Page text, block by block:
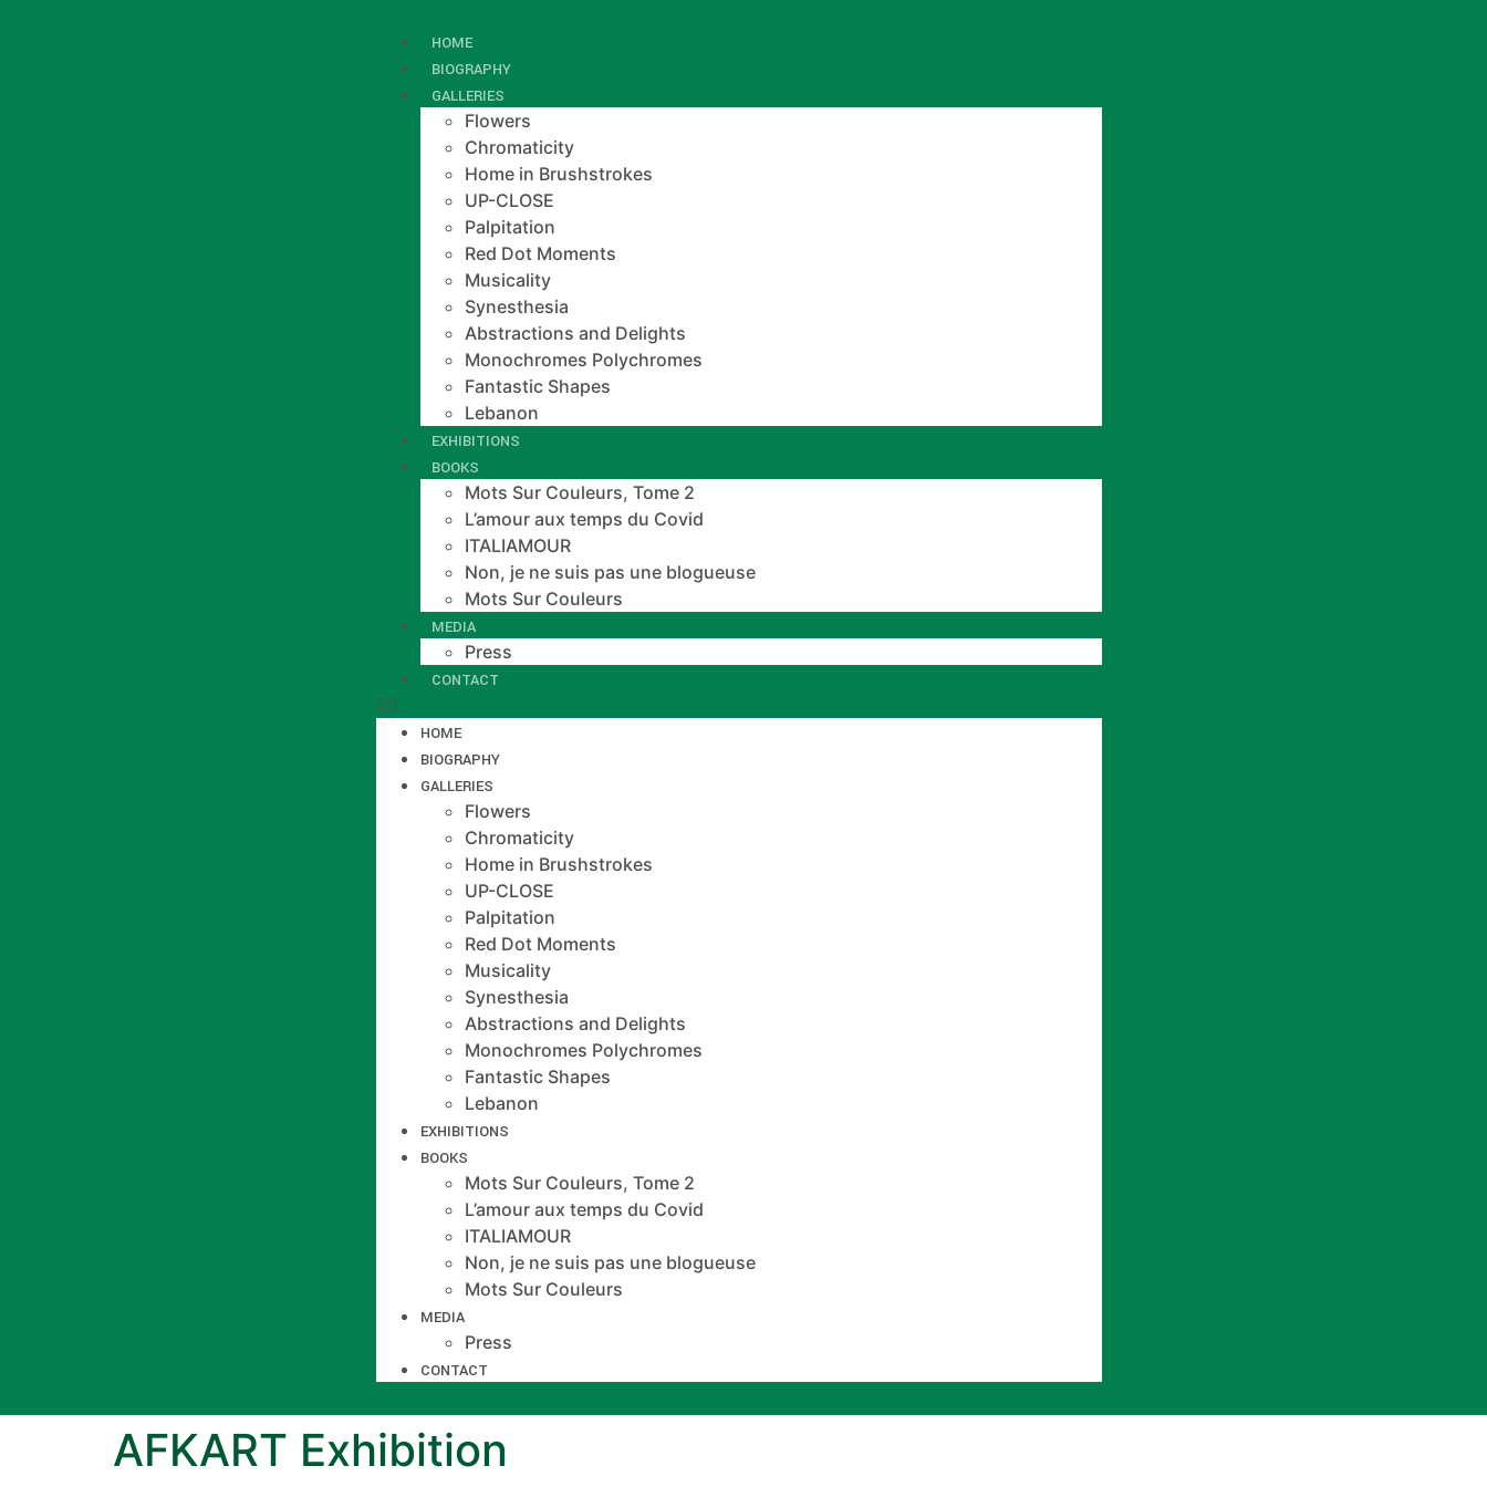
HOME
BIOGRAPHY
GALLERIES
Flowers
Chromaticity
Home in Brushstrokes
UP-CLOSE
Palpitation
Red Dot Moments
Musicality
Synesthesia
Abstractions and Delights
Monochromes Polychromes
Fantastic Shapes
Lebanon
EXHIBITIONS
BOOKS
Mots Sur Couleurs, Tome 2
L’amour aux temps du Covid
ITALIAMOUR
Non, je ne suis pas une blogueuse
Mots Sur Couleurs
MEDIA
Press
CONTACT
HOME
BIOGRAPHY
GALLERIES
Flowers
Chromaticity
Home in Brushstrokes
UP-CLOSE
Palpitation
Red Dot Moments
Musicality
Synesthesia
Abstractions and Delights
Monochromes Polychromes
Fantastic Shapes
Lebanon
EXHIBITIONS
BOOKS
Mots Sur Couleurs, Tome 2
L’amour aux temps du Covid
ITALIAMOUR
Non, je ne suis pas une blogueuse
Mots Sur Couleurs
MEDIA
Press
CONTACT
AFKART Exhibition